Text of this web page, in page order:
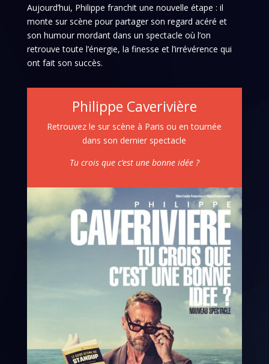
Aujourd’hui, Philippe franchit une nouvelle étape : il
monte sur scène pour partager son regard acéré et
son humour mordant dans un spectacle où l’on
retrouve toute l’énergie, la finesse et l’irrévérence qui
ont fait son succès.
Philippe Caverivière
Retrouvez le sur scène à Paris ou en tournée
dans son dernier spectacle
Tu crois que c’est une bonne idée ?